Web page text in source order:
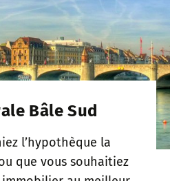
Bâle Sud
l’hypothèque la
que vous souhaitiez